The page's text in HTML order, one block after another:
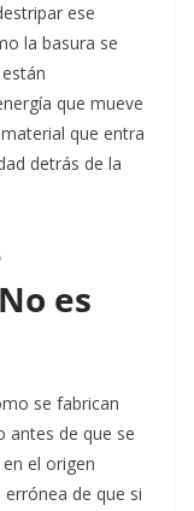
ese
la basura se
que mueve
que entra
detrás de la
es
se fabrican
antes de que se
el origen
de que si